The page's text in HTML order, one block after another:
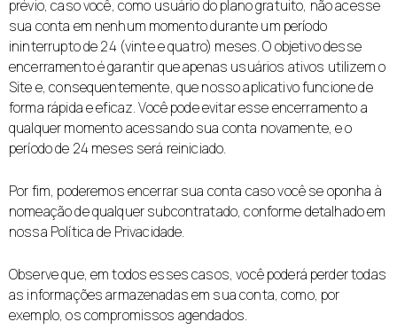
prévio, caso você, como usuário do plano gratuito, não acesse
sua conta em nenhum momento durante um período
ininterrupto de 24 (vinte e quatro) meses. O objetivo desse
encerramento é garantir que apenas usuários ativos utilizem o
Site e, consequentemente, que nosso aplicativo funcione de
forma rápida e eficaz. Você pode evitar esse encerramento a
qualquer momento acessando sua conta novamente, e o
período de 24 meses será reiniciado.
Por fim, poderemos encerrar sua conta caso você se oponha à
nomeação de qualquer subcontratado, conforme detalhado em
nossa Política de Privacidade.
Observe que, em todos esses casos, você poderá perder todas
as informações armazenadas em sua conta, como, por
exemplo, os compromissos agendados.